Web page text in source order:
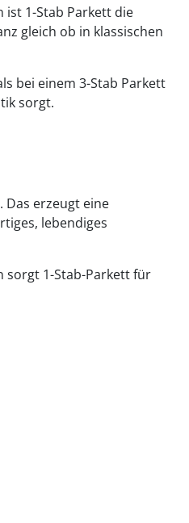
1-Stab Parkett die
gleich ob in klassischen
bei einem 3-Stab Parkett
sorgt.
erzeugt eine
lebendiges
sorgt 1-Stab-Parkett für